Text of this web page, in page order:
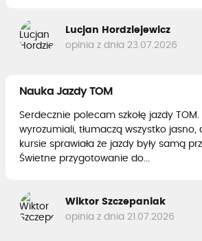
Lucjan Hordziejewicz
opinia z dnia 23.07.2026
Nauka Jazdy TOM
Serdecznie polecam szkołę jazdy
wyrozumiali, tłumaczą wszystko
kursie sprawiała że jazdy były samą
Świetne przygotowanie do...
Wiktor Szczepaniak
opinia z dnia 21.07.2026